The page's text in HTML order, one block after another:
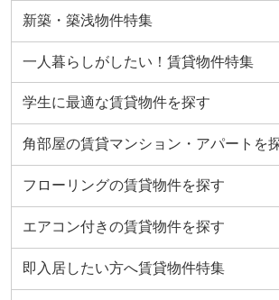
新築・築浅物件特集
一人暮らしがしたい！賃貸物件特集
学生に最適な賃貸物件を探す
角部屋の賃貸マンション・アパートを
フローリングの賃貸物件を探す
エアコン付きの賃貸物件を探す
即入居したい方へ賃貸物件特集